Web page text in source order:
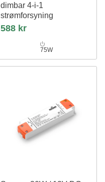
dimbar 4-i-1
strømforsyning
6.25A, IP20 innendørs
588 kr
75W